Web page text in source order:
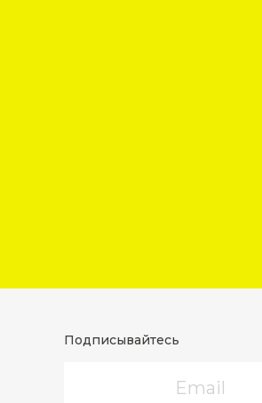
Подписывайтесь